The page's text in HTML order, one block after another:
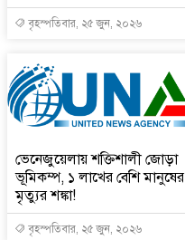
বৃহস্পতিবার, ২৫ জুন, ২০২৬
ভেনেজুয়েলায় শক্তিশালী জোড়া
ভূমিকম্প, ১ লাখের বেশি মানুষের
মৃত্যুর শঙ্কা!
বৃহস্পতিবার, ২৫ জুন, ২০২৬